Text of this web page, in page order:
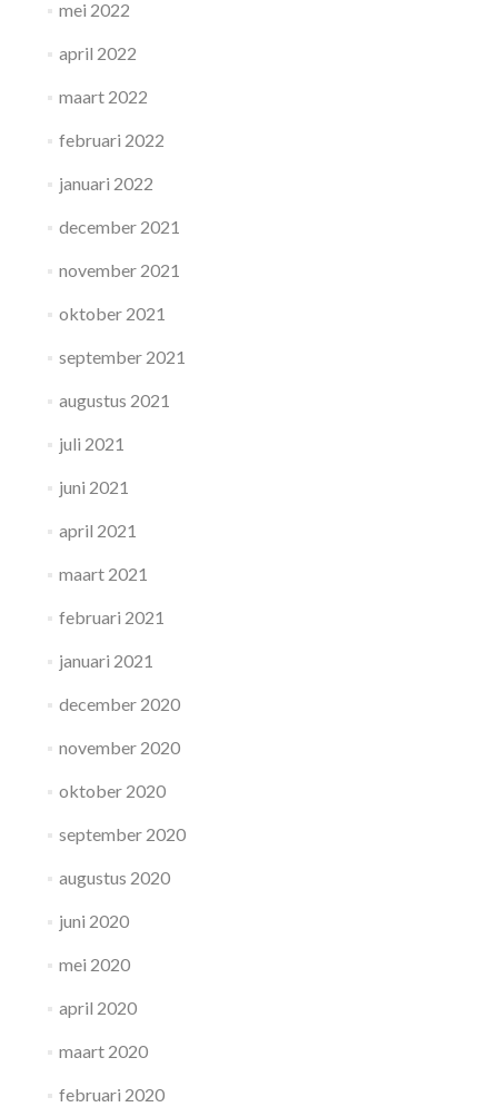
mei 2022
april 2022
maart 2022
februari 2022
januari 2022
december 2021
november 2021
oktober 2021
september 2021
augustus 2021
juli 2021
juni 2021
april 2021
maart 2021
februari 2021
januari 2021
december 2020
november 2020
oktober 2020
september 2020
augustus 2020
juni 2020
mei 2020
april 2020
maart 2020
februari 2020